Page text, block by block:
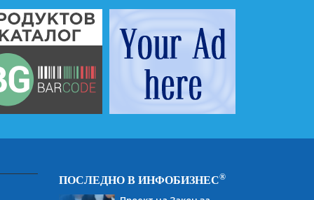
ПОСЛЕДНО В ИНФОБИЗНЕС®